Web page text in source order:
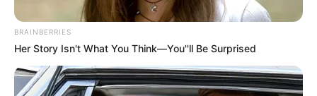
BRAINBERRIES
Her Story Isn't What You Think—You''ll Be Surprised